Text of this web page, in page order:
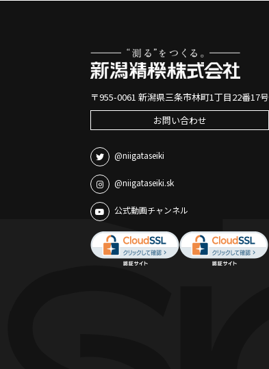
〒955-0061 新潟県三条市林町1丁目22番17号
お問い合わせ
@niigataseiki
@niigataseiki.sk
公式動画チャンネル